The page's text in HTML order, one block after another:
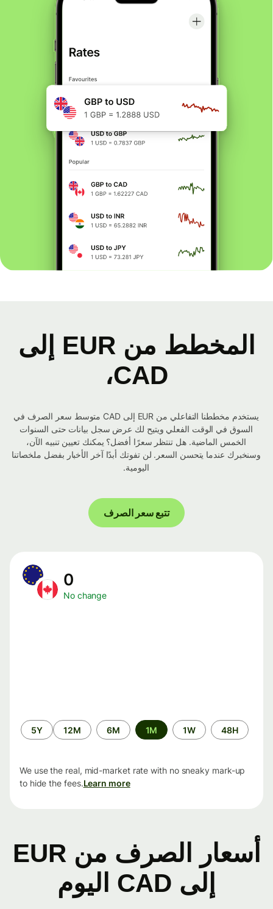
المخطط من EUR إلى
CAD،
يستخدم مخططنا التفاعلي من EUR إلى CAD متوسط ​​سعر الصرف في
السوق في الوقت الفعلي ويتيح لك عرض سجل بيانات حتى السنوات
الخمس الماضية. هل تنتظر سعرًا أفضل؟ يمكنك تعيين تنبيه الآن،
وسنخبرك عندما يتحسن السعر. لن تفوتك أبدًا آخر الأخبار بفضل ملخصاتنا
اليومية.
تتبع سعر الصرف
No change
الفترة
الزمنية
48H
1W
1M
6M
12M
5Y
We use the real, mid-market rate with no sneaky mark-up
to hide the fees.Learn more
أسعار الصرف من EUR
إلى CAD اليوم